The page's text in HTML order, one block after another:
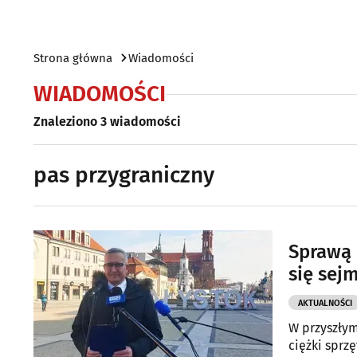
Strona główna Wiadomości
WIADOMOŚCI
Znaleziono 3 wiadomości
pas przygraniczny
się
AKTUALNOŚCI
W
ciężki